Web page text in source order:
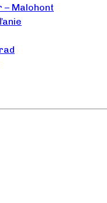
– Malohont